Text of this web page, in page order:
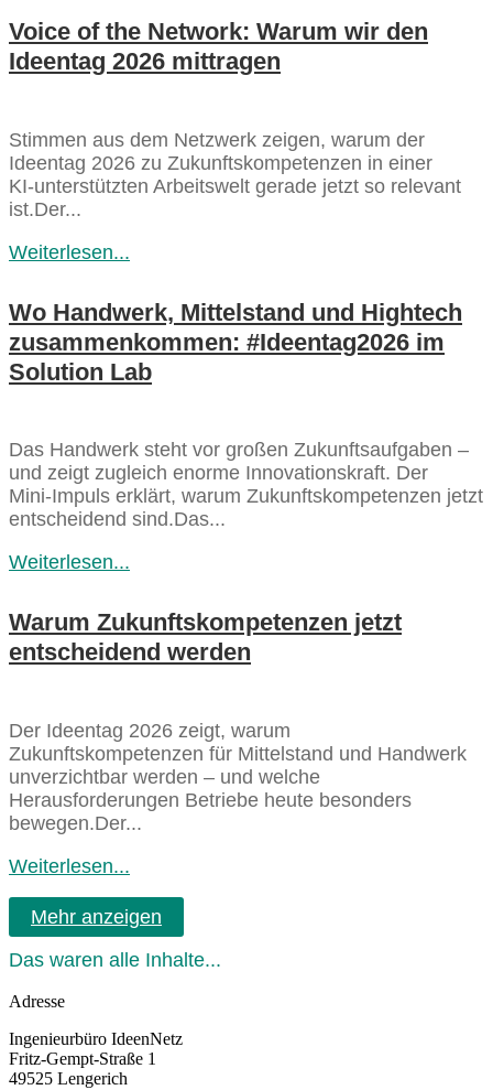
Voice of the Network: Warum wir den
Ideentag 2026 mittragen
Stimmen aus dem Netzwerk zeigen, warum der
Ideentag 2026 zu Zukunftskompetenzen in einer
KI‑unterstützten Arbeitswelt gerade jetzt so relevant
ist.Der...
Weiterlesen...
Wo Handwerk, Mittelstand und Hightech
zusammenkommen: #Ideentag2026 im
Solution Lab
Das Handwerk steht vor großen Zukunftsaufgaben –
und zeigt zugleich enorme Innovationskraft. Der
Mini‑Impuls erklärt, warum Zukunftskompetenzen jetzt
entscheidend sind.Das...
Weiterlesen...
Warum Zukunftskompetenzen jetzt
entscheidend werden
Der Ideentag 2026 zeigt, warum
Zukunftskompetenzen für Mittelstand und Handwerk
unverzichtbar werden – und welche
Herausforderungen Betriebe heute besonders
bewegen.Der...
Weiterlesen...
Mehr anzeigen
Das waren alle Inhalte...
Adresse
Ingenieurbüro IdeenNetz
Fritz-Gempt-Straße 1
49525 Lengerich